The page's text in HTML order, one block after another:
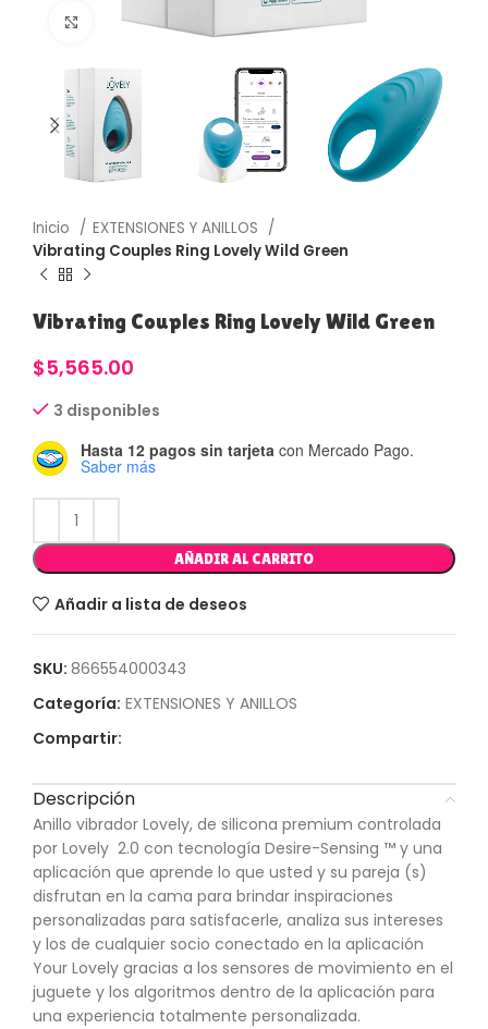
Haga Click para agrandar
Inicio
EXTENSIONES Y ANILLOS
Vibrating Couples Ring Lovely Wild Green
Vibrating Couples Ring Lovely Wild Green
$5,565.00
3 disponibles
Hasta 12 pagos sin tarjeta con Mercado Pago.
Saber más
AÑADIR AL CARRITO
Añadir a lista de deseos
SKU: 866554000343
Categoría: EXTENSIONES Y ANILLOS
Compartir:
Descripción
Anillo vibrador Lovely, de silicona premium controlada
por Lovely 2.0 con tecnología Desire-Sensing ™ y una
aplicación que aprende lo que usted y su pareja (s)
disfrutan en la cama para brindar inspiraciones
personalizadas para satisfacerle, analiza sus intereses
y los de cualquier socio conectado en la aplicación
Your Lovely gracias a los sensores de movimiento en el
juguete y los algoritmos dentro de la aplicación para
una experiencia totalmente personalizada.